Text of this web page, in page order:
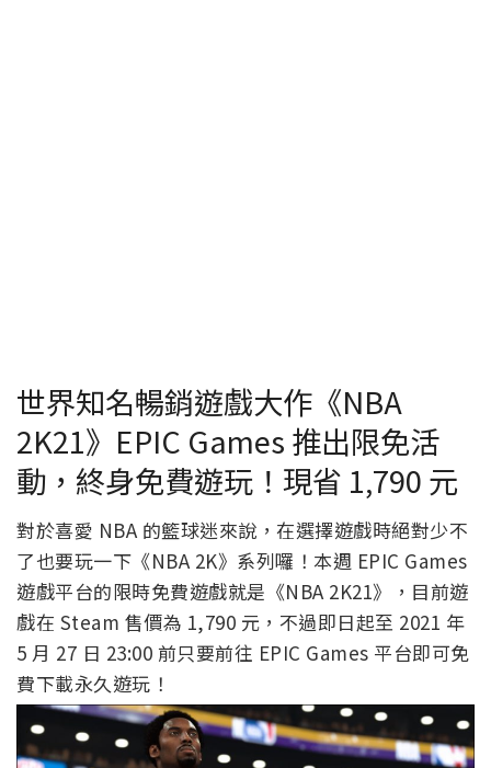
世界知名暢銷遊戲大作《NBA
2K21》EPIC Games 推出限免活
動，終身免費遊玩！現省 1,790 元
對於喜愛 NBA 的籃球迷來說，在選擇遊戲時絕對少不
了也要玩一下《NBA 2K》系列囉！本週 EPIC Games
遊戲平台的限時免費遊戲就是《NBA 2K21》，目前遊
戲在 Steam 售價為 1,790 元，不過即日起至 2021 年
5 月 27 日 23:00 前只要前往 EPIC Games 平台即可免
費下載永久遊玩！